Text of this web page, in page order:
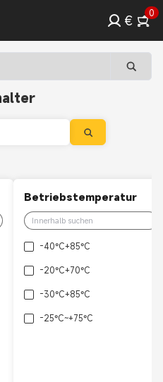
€ 0
Betriebstemperatur
-40°C+85°C
-20°C+70°C
-30°C+85°C
-25°C~+75°C